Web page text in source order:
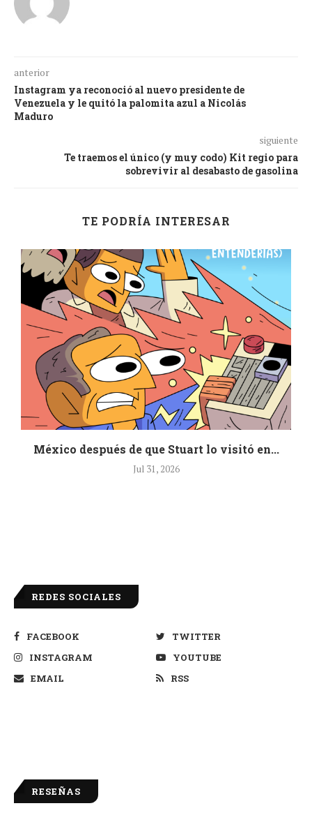
anterior
Instagram ya reconoció al nuevo presidente de
Venezuela y le quitó la palomita azul a Nicolás
Maduro
siguiente
Te traemos el único (y muy codo) Kit regio para
sobrevivir al desabasto de gasolina
TE PODRÍA INTERESAR
México después de que Stuart lo visitó en...
Jul 31, 2026
REDES SOCIALES
FACEBOOK
TWITTER
INSTAGRAM
YOUTUBE
EMAIL
RSS
RESEÑAS